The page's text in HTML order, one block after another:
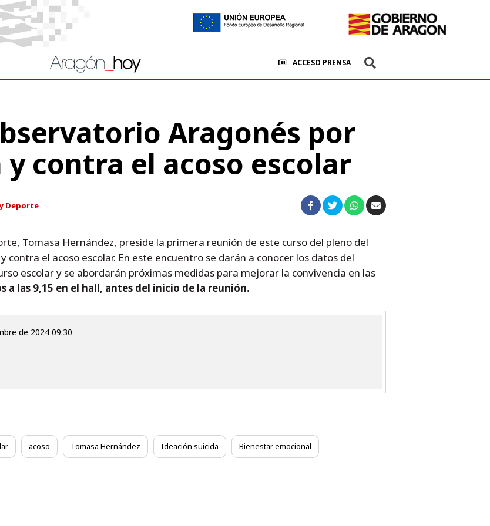
ACCESO PRENSA
Aragonés por
contra el acoso escolar
Deporte
Tomasa Hernández, preside la primera reunión de este curso del pleno del
contra el acoso escolar. En este encuentro se darán a conocer los datos del
escolar y se abordarán próximas medidas para mejorar la convivencia en las
a las 9,15 en el hall, antes del inicio de la reunión.
de 2024 09:30
acoso Tomasa Hernández Ideación suicida Bienestar emocional